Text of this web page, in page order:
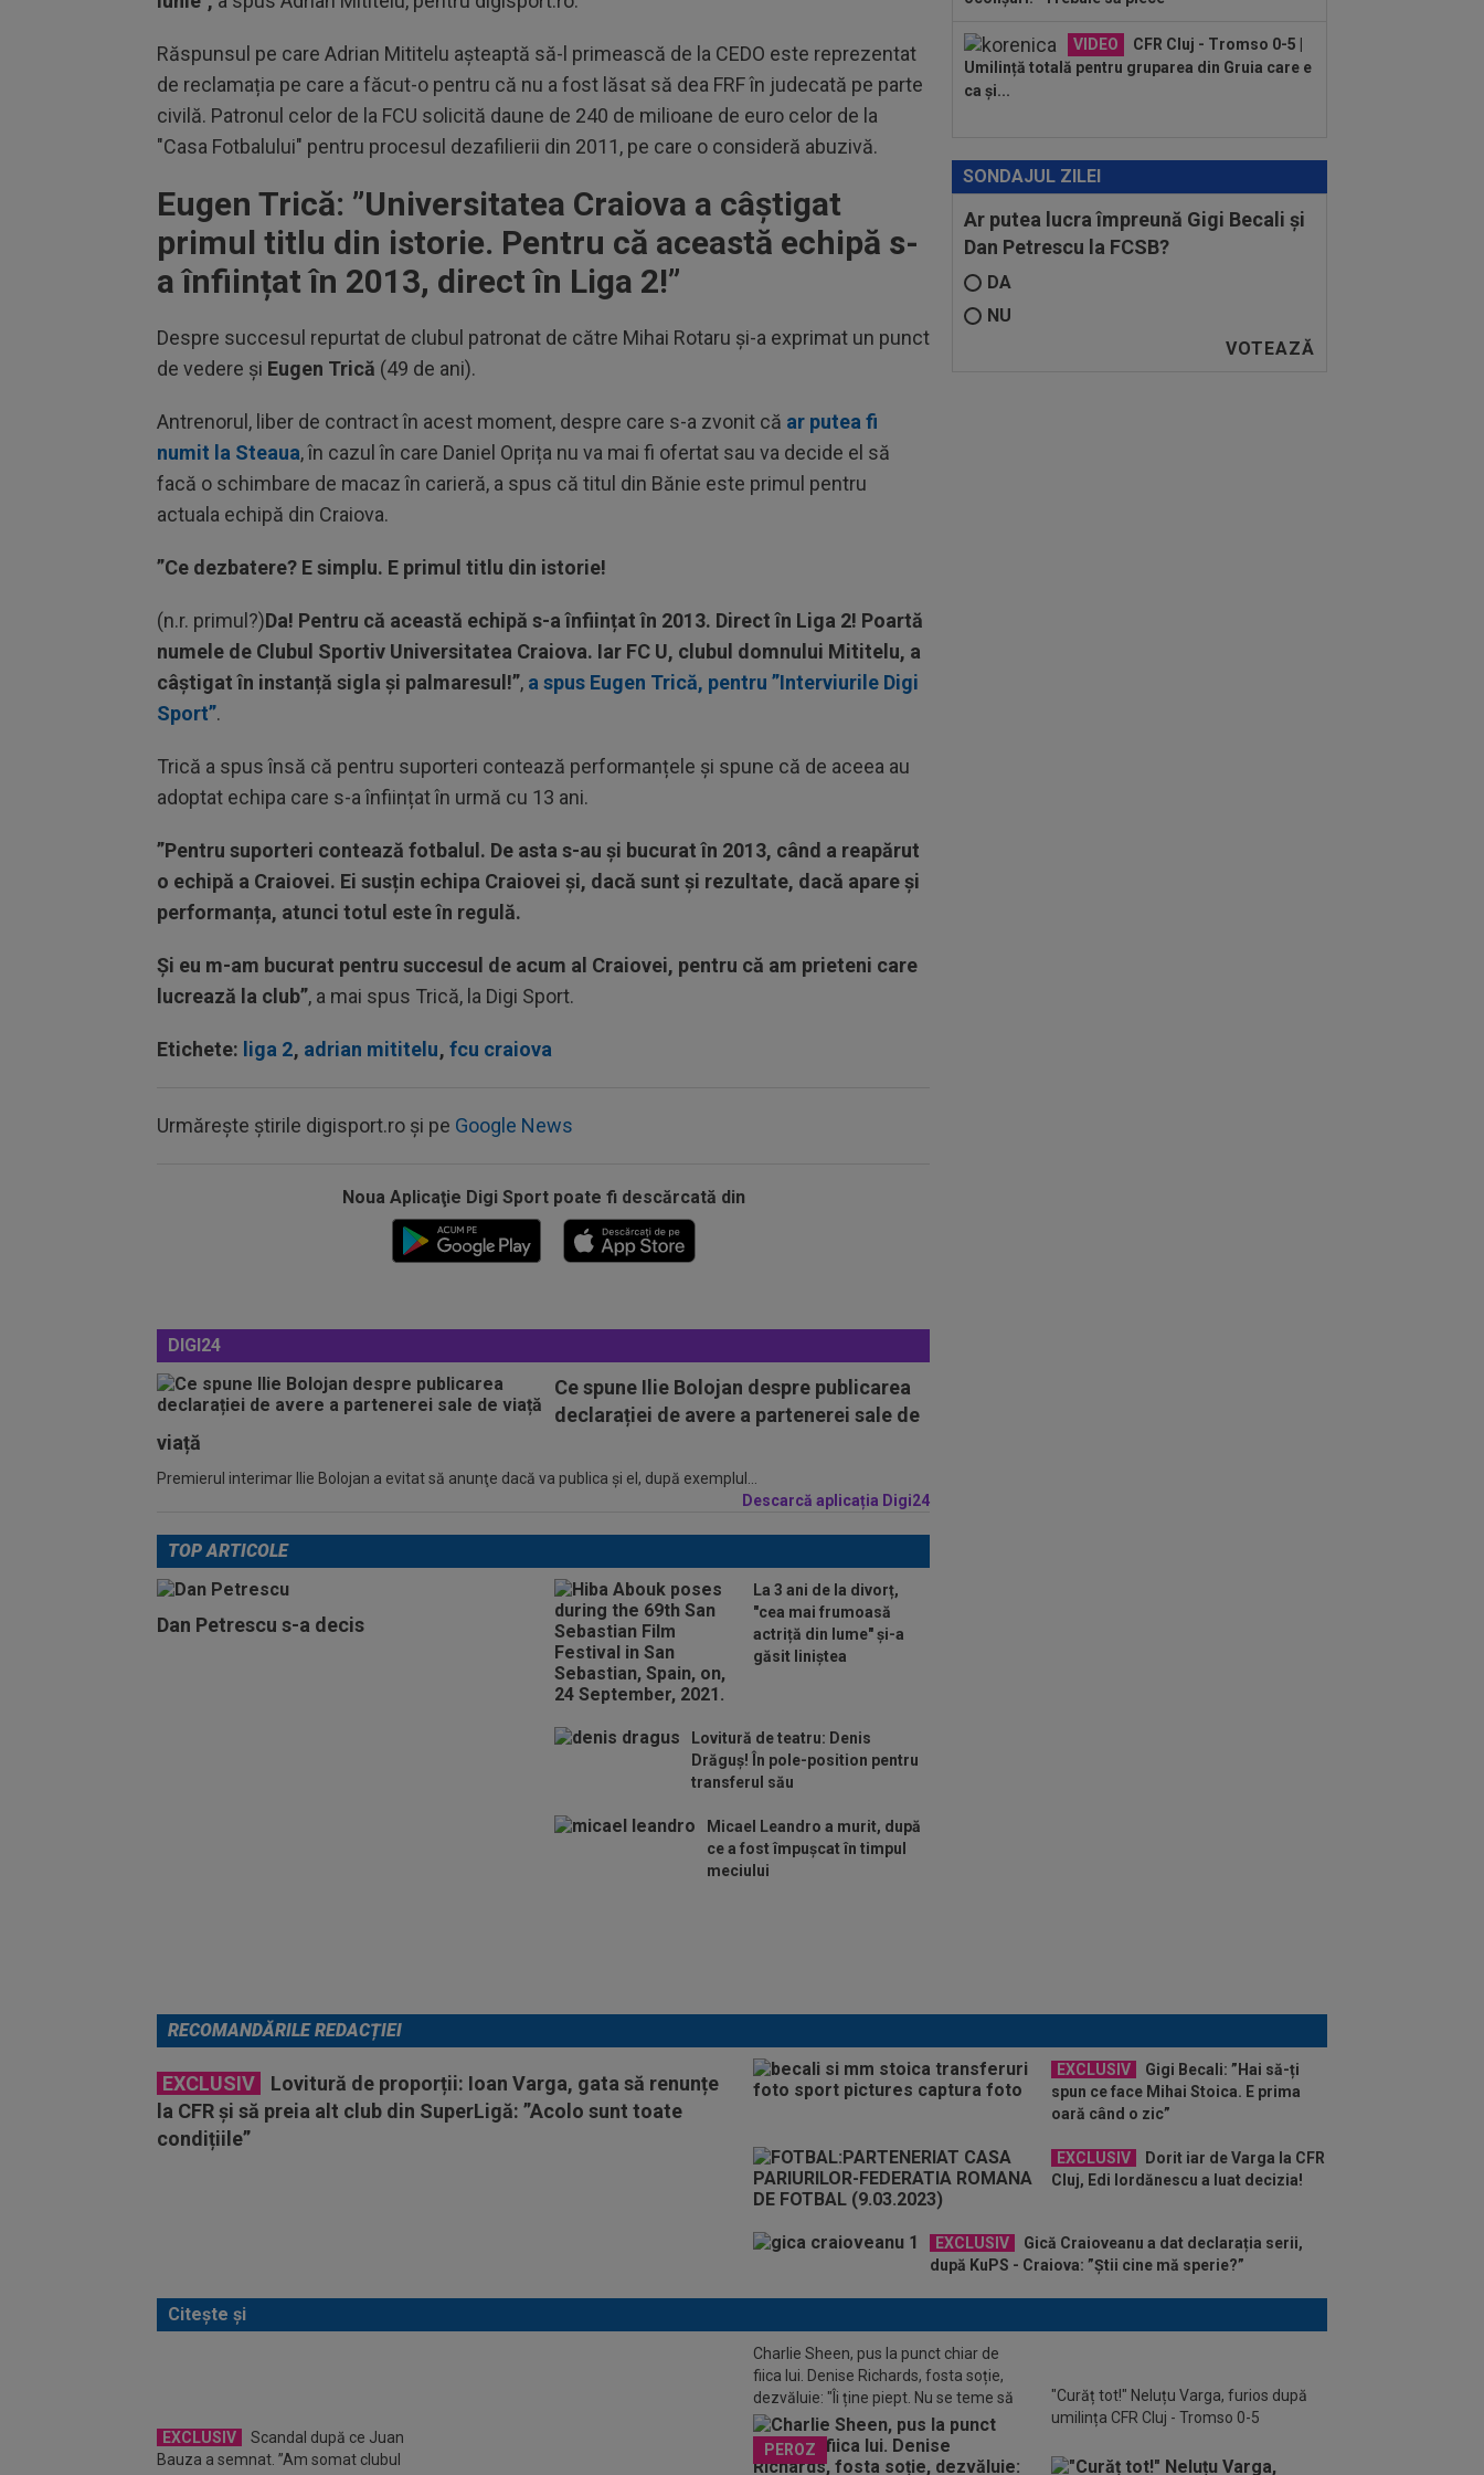
Răspunsul pe care Adrian Mititelu așteaptă să-l primească de la CEDO este reprezentat
de reclamația pe care a făcut-o pentru că nu a fost lăsat să dea FRF în judecată pe parte
civilă. Patronul celor de la FCU solicită daune de 240 de milioane de euro celor de la
"Casa Fotbalului" pentru procesul dezafilierii din 2011, pe care o consideră abuzivă.
Eugen Trică: ”Universitatea Craiova a câștigat
primul titlu din istorie. Pentru că această echipă s-
a înființat în 2013, direct în Liga 2!”
Despre succesul repurtat de clubul patronat de către Mihai Rotaru și-a exprimat un punct
de vedere și Eugen Trică (49 de ani).
Antrenorul, liber de contract în acest moment, despre care s-a zvonit că ar putea fi
numit la Steaua, în cazul în care Daniel Oprița nu va mai fi ofertat sau va decide el să
facă o schimbare de macaz în carieră, a spus că titul din Bănie este primul pentru
actuala echipă din Craiova.
”Ce dezbatere? E simplu. E primul titlu din istorie!
(n.r. primul?)Da! Pentru că această echipă s-a înființat în 2013. Direct în Liga 2! Poartă
numele de Clubul Sportiv Universitatea Craiova. Iar FC U, clubul domnului Mititelu, a
câștigat în instanță sigla și palmaresul!”, a spus Eugen Trică, pentru ”Interviurile Digi
Sport”.
Trică a spus însă că pentru suporteri contează performanțele și spune că de aceea au
adoptat echipa care s-a înființat în urmă cu 13 ani.
”Pentru suporteri contează fotbalul. De asta s-au și bucurat în 2013, când a reapărut
o echipă a Craiovei. Ei susțin echipa Craiovei și, dacă sunt și rezultate, dacă apare și
performanța, atunci totul este în regulă.
Și eu m-am bucurat pentru succesul de acum al Craiovei, pentru că am prieteni care
lucrează la club”, a mai spus Trică, la Digi Sport.
Etichete: liga 2, adrian mititelu, fcu craiova
Urmărește știrile digisport.ro și pe Google News
Noua Aplicaţie Digi Sport poate fi descărcată din
DIGI24
Ce spune Ilie Bolojan despre publicarea
declarației de avere a partenerei sale de
viață
Premierul interimar Ilie Bolojan a evitat să anunţe dacă va publica şi el, după exemplul...
Descarcă aplicația Digi24
VIDEO
CFR Cluj - Tromso 0-5 |
Umilință totală pentru gruparea din Gruia care e
ca și...
SONDAJUL ZILEI
Ar putea lucra împreună Gigi Becali și
Dan Petrescu la FCSB?
DA
NU
TOP ARTICOLE
Dan Petrescu s-a decis
La 3 ani de la divorț,
"cea mai frumoasă
actriță din lume" și-a
găsit liniștea
Lovitură de teatru: Denis
Drăguș! În pole-position pentru
transferul său
Micael Leandro a murit, după
ce a fost împușcat în timpul
meciului
RECOMANDĂRILE REDACȚIEI
EXCLUSIV
Lovitură de proporții: Ioan Varga, gata să renunțe
la CFR și să preia alt club din SuperLigă: ”Acolo sunt toate
condițiile”
EXCLUSIV
Gigi Becali: ”Hai să-ți
spun ce face Mihai Stoica. E prima
oară când o zic”
EXCLUSIV
Dorit iar de Varga la CFR
Cluj, Edi Iordănescu a luat decizia!
EXCLUSIV
Gică Craioveanu a dat declarația serii,
după KuPS - Craiova: ”Știi cine mă sperie?”
Citește și
EXCLUSIV
Scandal după ce Juan
Bauza a semnat. ”Am somat clubul
Charlie Sheen, pus la punct chiar de
fiica lui. Denise Richards, fosta soție,
dezvăluie: "Îi ține piept. Nu se teme să
spună adevărul"
PEROZ
"Curăț tot!" Neluțu Varga, furios după
umilința CFR Cluj - Tromso 0-5